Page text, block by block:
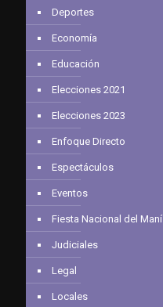
Deportes
Economía
Educación
Elecciones 2021
Elecciones 2023
Enfoque Directo
Espectáculos
Eventos
Fiesta Nacional del Maní
Judiciales
Legal
Locales